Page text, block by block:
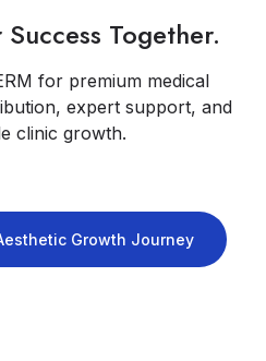
Success Together.
for premium medical
expert support, and
clinic growth.
Growth Journey